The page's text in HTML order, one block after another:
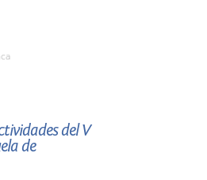
del V
de